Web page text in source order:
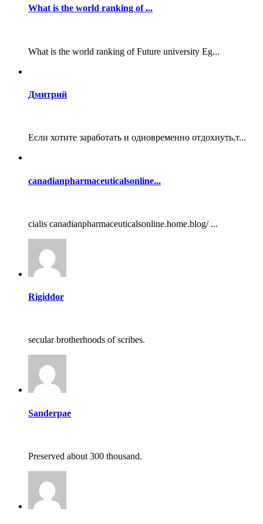
What is the world ranking of ...
What is the world ranking of Future university Eg...
Дмитрий
Если хотите заработать и одновременно отдохнуть,т...
canadianpharmaceuticalsonline...
cialis canadianpharmaceuticalsonline.home.blog/ ...
Rigiddor
secular brotherhoods of scribes.
Sanderpae
Preserved about 300 thousand.